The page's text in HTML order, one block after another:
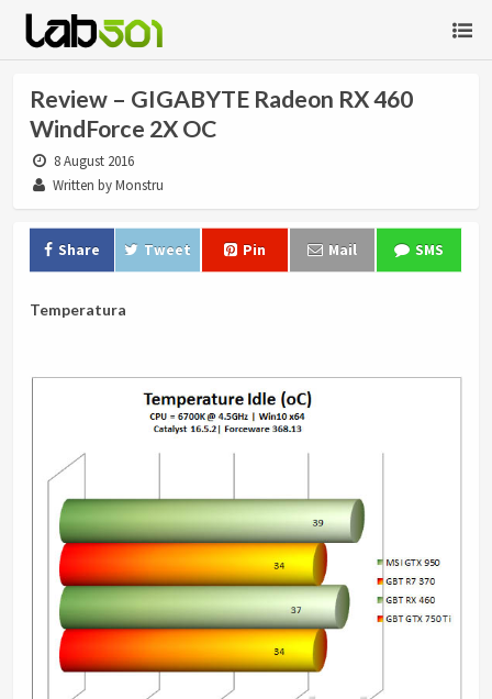
Review – GIGABYTE Radeon RX 460
WindForce 2X OC
8 August 2016
Written by Monstru
Share Tweet Pin Mail SMS
Temperatura